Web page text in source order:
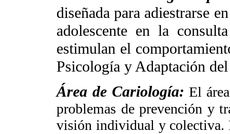
diseñada para adiestrarse
adolescente en la
estimulan el
Psicología y Adaptación
Área de Cariología:El
problemas de prevención y
visión individual y colectiva.